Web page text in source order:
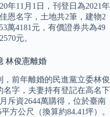
年11月1日，刊登日為2021年
恩名字，土地共2筆，建物2
萬4181元，有價證券共為49
元。
林俊憲離婚
，前年離婚的民進黨立委林俊
字，夫妻持有登記在高名下
斥資2644萬購得，位於臺南
方公尺（換算約84.41坪）。